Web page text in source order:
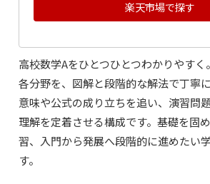
楽天市場で探す
高校数学Aをひとつひとつわかりやす
各分野を、図解と段階的な解法で丁寧
意味や公式の成り立ちを追い、演習問
理解を定着させる構成です。基礎を固
習、入門から発展へ段階的に進めたい
す。